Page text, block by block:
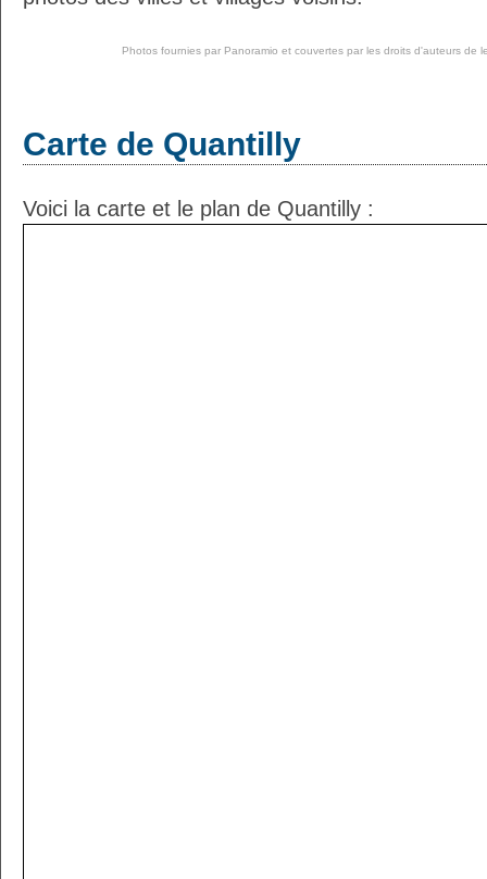
Photos fournies par Panoramio et couvertes par les droits d'auteurs de
Carte de Quantilly
Voici la carte et le plan de Quantilly :